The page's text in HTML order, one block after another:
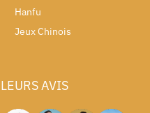
Hanfu
Jeux Chinois
LEURS AVIS